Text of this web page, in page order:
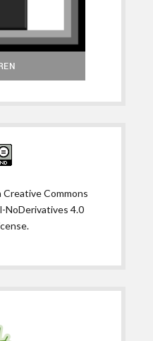
Creative Commons
NoDerivatives 4.0
.